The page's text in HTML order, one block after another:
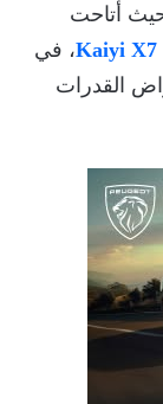
أتاحت
Kaiyi X7، في
القدرات